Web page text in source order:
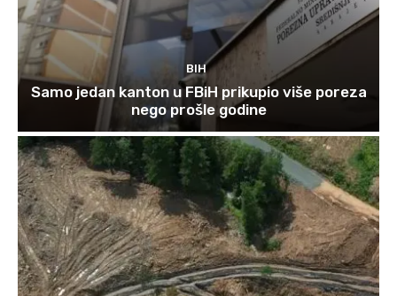
BIH
Samo jedan kanton u FBiH prikupio više poreza
nego prošle godine